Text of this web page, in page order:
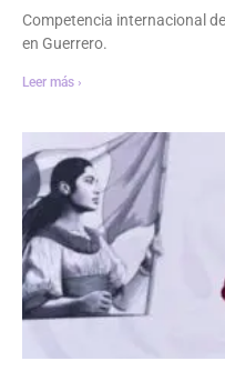
Competencia internacional
en Guerrero.
Leer más ›